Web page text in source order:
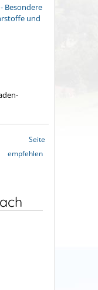
Besondere
und
Seite
empfehlen